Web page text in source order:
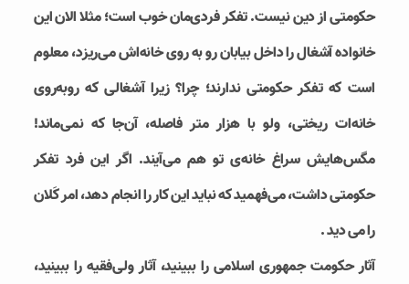
حکومتی از دین نیست. تفکر فردی‌مان خوب است؛ مثلا الان این
خانواده آشغال را داخل بیابان رو به روی خانه‌اش می‌ریزد، معلوم
است که تفکر حکومتی ندارند؛ چرا؟ زیرا آشغالی که روبه‌روی
خانه‌ات ریختی، ولو با هزار متر فاصله، آن‌جا که نمی‌ماند!
مگس‌هایش سراغ خانه‌ی تو هم می‌آیند. اگر این فرد تفکر
حکومتی داشت، می‌فهمید که نباید این کار را انجام دهد، امر کَلان
را می دید .
آثار حکومت جمهوری اسلامی را ببینید، آثار ولی‌فقیه را ببینید،